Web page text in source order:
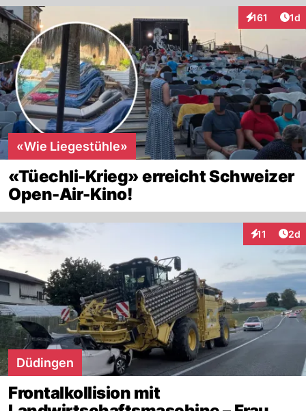
161
Interaktionen
1d
«Wie Liegestühle»
«Tüechli-Krieg» erreicht Schweizer
Open-Air-Kino!
11 2d
Düdingen
Frontalkollision mit